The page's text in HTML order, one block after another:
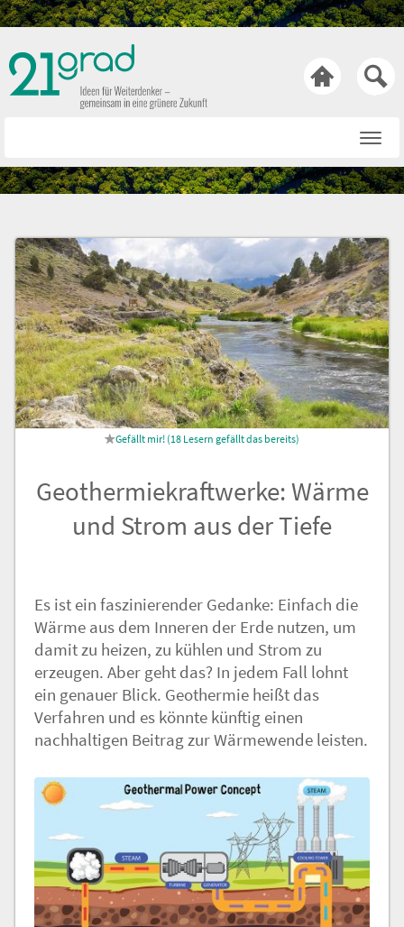

Rat & Tat
Technik & Trends
Bewusst & Sein
Hasen & Köpfe
Über uns
Netiquette
Nachricht an die
Redaktion
18 Lesern gefällt das
Geothermiekraftwerke: Wärme
und Strom aus der Tiefe
Es ist ein faszinierender Gedanke: Einfach die
Wärme aus dem Inneren der Erde nutzen, um
damit zu heizen, zu kühlen und Strom zu
erzeugen. Aber geht das? In jedem Fall lohnt
ein genauer Blick. Geothermie heißt das
Verfahren und es könnte künftig einen
nachhaltigen Beitrag zur Wärmewende leisten.